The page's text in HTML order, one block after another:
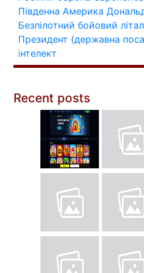
Південна Америка
Безпілотний бойовий
Президент (державна
інтелект
Recent posts